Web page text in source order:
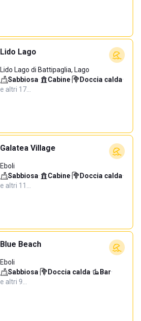
Lido Lago
Lido Lago di Battipaglia, Lago
Sabbiosa· Cabine· Doccia calda·
e altri 17…
Galatea Village
Eboli
Sabbiosa· Cabine· Doccia calda·
e altri 11…
Blue Beach
Eboli
Sabbiosa· Doccia calda· Bar·
e altri 9…